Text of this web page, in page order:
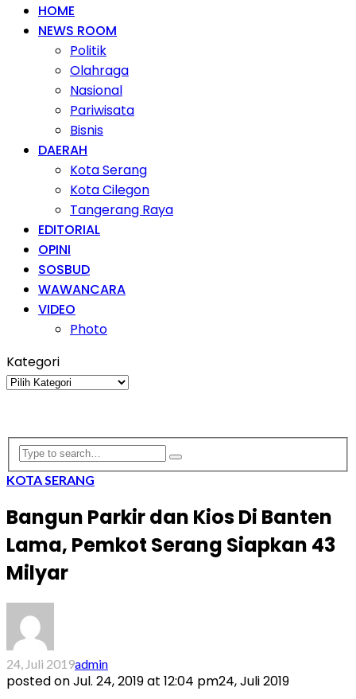
HOME
NEWS ROOM
Politik
Olahraga
Nasional
Pariwisata
Bisnis
DAERAH
Kota Serang
Kota Cilegon
Tangerang Raya
EDITORIAL
OPINI
SOSBUD
WAWANCARA
VIDEO
Photo
Kategori
Kategori
KOTA SERANG
Bangun Parkir dan Kios Di Banten
Lama, Pemkot Serang Siapkan 43
Milyar
24, Juli 2019admin
posted onJul. 24, 2019 at 12:04 pm24, Juli 2019